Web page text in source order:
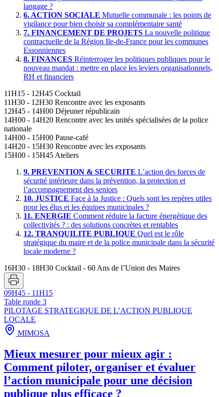
langage ?
6. ACTION SOCIALE Mutuelle communale : les points de
vigilance pour bien choisir sa complémentaire santé
7. FINANCEMENT DE PROJETS La nouvelle politique
contractuelle de la Région Ile-de-France pour les communes
Essonniennes
8. FINANCES Réinterroger les politiques publiques pour le
nouveau mandat : mettre en place les leviers organisationnels,
RH et financiers
11H15 - 12H45 Cocktail
11H30 - 12H30 Rencontre avec les exposants
12H45 - 14H00 Déjeuner républicain
14H00 - 14H20 Rencontre avec les unités spécialisées de la police
nationale
14H00 - 15H00 Pause-café
14H20 - 15H30 Rencontre avec les exposants
15H00 - 15H45 Ateliers
9. PREVENTION & SECURITE L’action des forces de
sécurité intérieure dans la prévention, la protection et
l’accompagnement des seniors
10. JUSTICE Face à la Justice : Quels sont les repères utiles
pour les élus et les équipes municipales ?
11. ENERGIE Comment réduire la facture énergétique des
collectivités ? : des solutions concrètes et rentables
12. TRANQUILITE PUBLIQUE Quel est le rôle
stratégique du maire et de la police municipale dans la sécurité
locale moderne ?
16H30 - 18H30 Cocktail - 60 Ans de l’Union des Maires
09H45 - 11H15
Table ronde 3
PILOTAGE STRATEGIQUE DE L’ACTION PUBLIQUE
LOCALE
MIMOSA
Mieux mesurer pour mieux agir :
Comment piloter, organiser et évaluer
l’action municipale pour une décision
publique plus efficace ?